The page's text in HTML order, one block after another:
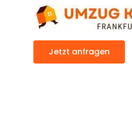
Jetzt anfragen